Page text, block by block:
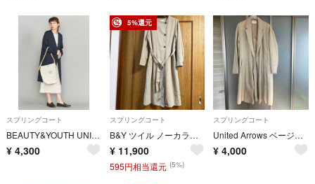
スプリングコート
BEAUTY&YOUTH UNITED ARROWSツイルダブルノーカラーコート
¥ 4,300
5%還元
スプリングコート
B&Y ツイル ノーカラー ベルト コート グリーン
¥ 11,900
595円相当還元 (5%)
スプリングコート
United Arrows ベージュ ロングのスプリングコート M
¥ 4,000